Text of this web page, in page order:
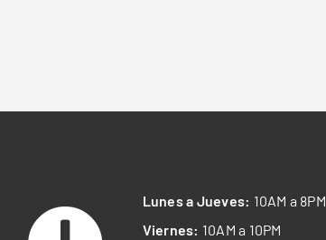
Lunes a Jueves: 10AM a 8PM
Viernes: 10AM a 10PM